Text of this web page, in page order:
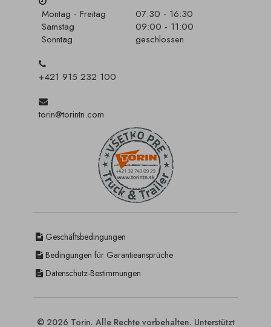
Montag - Freitag
07:30 - 16:30
Samstag
09:00 - 11:00
Sonntag
geschlossen
+421 915 232 100
torin@torintn.com
Geschäftsbedingungen
Bedingungen für Garantieansprüche
Datenschutz-Bestimmungen
© 2026 Torin. Alle Rechte vorbehalten. Unterstützt